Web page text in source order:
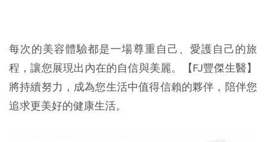
每次的美容體驗都是一場尊重自己、愛護自己的旅
程，讓您展現出內在的自信與美麗。【FJ豐傑生醫】
將持續努力，成為您生活中值得信賴的夥伴，陪伴您
追求更美好的健康生活。